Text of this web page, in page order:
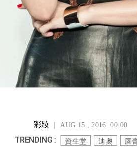
彩妝｜ AUG 15 , 2016 00:00
TRENDING : 資生堂 迪奧 唇